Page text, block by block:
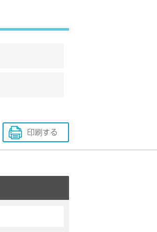
印刷する